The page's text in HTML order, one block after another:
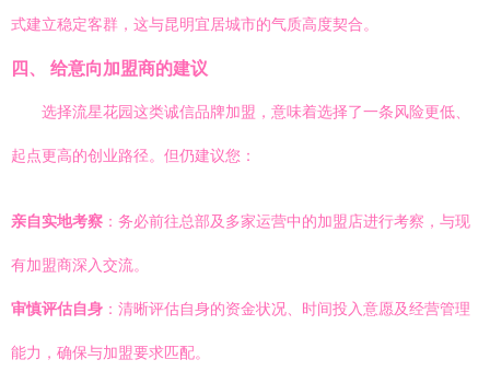
式建立稳定客群，这与昆明宜居城市的气质高度契合。
四、 给意向加盟商的建议
选择流星花园这类诚信品牌加盟，意味着选择了一条风险更低、
起点更高的创业路径。但仍建议您：
亲自实地考察 ：务必前往总部及多家运营中的加盟店进行考察，与现
有加盟商深入交流。
审慎评估自身 ：清晰评估自身的资金状况、时间投入意愿及经营管理
能力，确保与加盟要求匹配。